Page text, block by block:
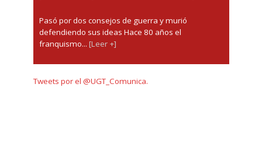
Pasó por dos consejos de guerra y murió
defendiendo sus ideas Hace 80 años el
franquismo... [Leer +]
Tweets por el @UGT_Comunica.